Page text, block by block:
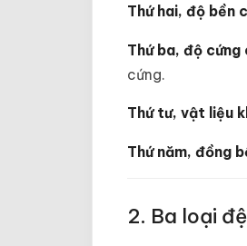
Thứ hai, độ bền
Thứ ba, độ cứng
cứng.
Thứ tư, vật liệu
Thứ năm, đồng
2. Ba loại